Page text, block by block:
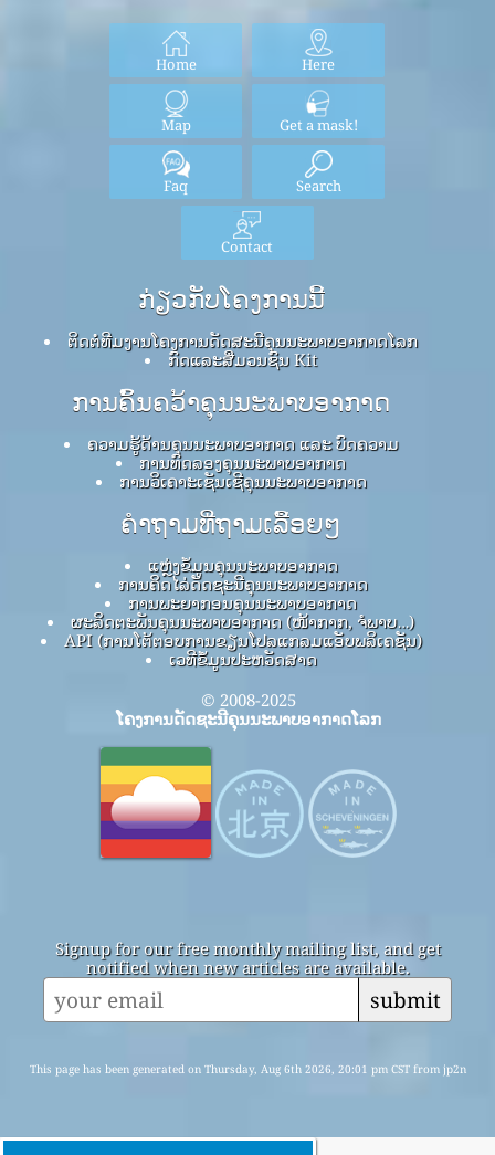
Home Here
Map Get a mask!
Faq Search
Contact
ກ່ຽວກັບໂຄງການນີ້
ຕິດຕໍ່ທີມງານໂຄງການດັດສະນີຄຸນນະພາບອາກາດໂລກ
ກົດ​ແລະ​ສື່​ມວນ​ຊົນ Kit
ການຄົ້ນຄວ້າຄຸນນະພາບອາກາດ
ຄວາມຮູ້ດ້ານຄຸນນະພາບອາກາດ ແລະ ບົດຄວາມ
ການທົດລອງຄຸນນະພາບອາກາດ
ການວິເຄາະເຊັນເຊີຄຸນນະພາບອາກາດ
ຄໍາຖາມທີ່ຖາມເລື້ອຍໆ
ແຫຼ່ງຂໍ້ມູນຄຸນນະພາບອາກາດ
ການຄິດໄລ່ດັດຊະນີຄຸນນະພາບອາກາດ
ການພະຍາກອນຄຸນນະພາບອາກາດ
ຜະລິດຕະພັນຄຸນນະພາບອາກາດ (ໜ້າກາກ, ຈໍພາບ…)
API (ການໂຕ້ຕອບການຂຽນໂປລແກລມແອັບພລິເຄຊັນ)
ເວທີຂໍ້ມູນປະຫວັດສາດ
© 2008-2025
ໂຄງການດັດຊະນີຄຸນນະພາບອາກາດໂລກ
Signup for our free monthly mailing list, and get
notified when new articles are available.
submit
This page has been generated on Thursday, Aug 6th 2026, 20:01 pm CST from jp2n